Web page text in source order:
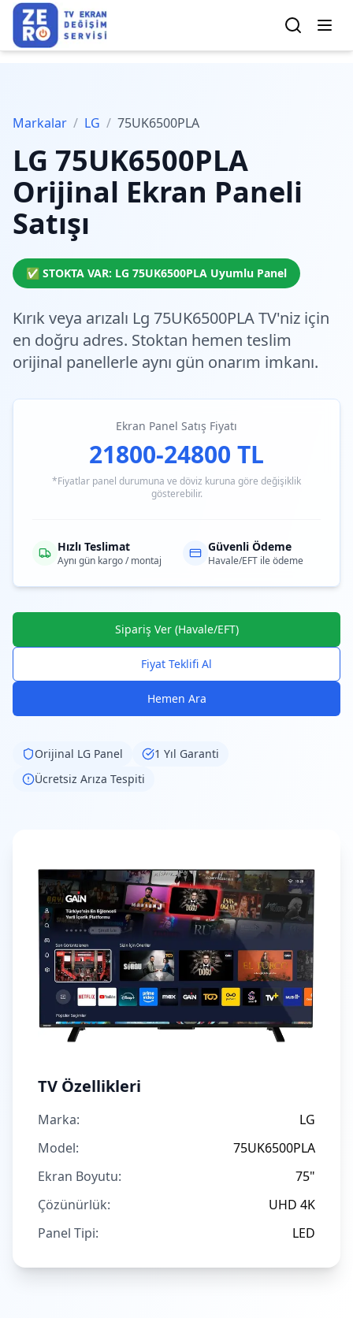
Markalar / LG / 75UK6500PLA
LG 75UK6500PLA
Orijinal Ekran Paneli
Satışı
✅ STOKTA VAR: LG 75UK6500PLA Uyumlu Panel
Kırık veya arızalı Lg 75UK6500PLA TV'niz için
en doğru adres. Stoktan hemen teslim
orijinal panellerle aynı gün onarım imkanı.
Ekran Panel Satış Fiyatı
21800-24800 TL
*Fiyatlar panel durumuna ve döviz kuruna göre değişiklik
gösterebilir.
Hızlı Teslimat
Aynı gün kargo / montaj
Güvenli Ödeme
Havale/EFT ile ödeme
Sipariş Ver (Havale/EFT)
Fiyat Teklifi Al
Hemen Ara
Orijinal LG Panel
1 Yıl Garanti
Ücretsiz Arıza Tespiti
TV Özellikleri
Marka:
LG
Model:
75UK6500PLA
Ekran Boyutu:
75"
Çözünürlük:
UHD 4K
Panel Tipi:
LED